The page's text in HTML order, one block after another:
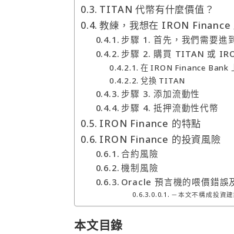
TITAN 代幣有什麼價值？
教練，我想在 IRON Finance
步驟 1. 首先，我們需要
步驟 2. 購買 TITAN 或
在 IRON Finance Bank
兌換 TITAN
步驟 3. 添加流動性
步驟 4. 抵押流動性代幣
IRON Finance 的特點
IRON Finance 的投資風險
合約風險
機制風險
Oracle 預言機的喂價錯誤
－本文不構成投資
本文目錄